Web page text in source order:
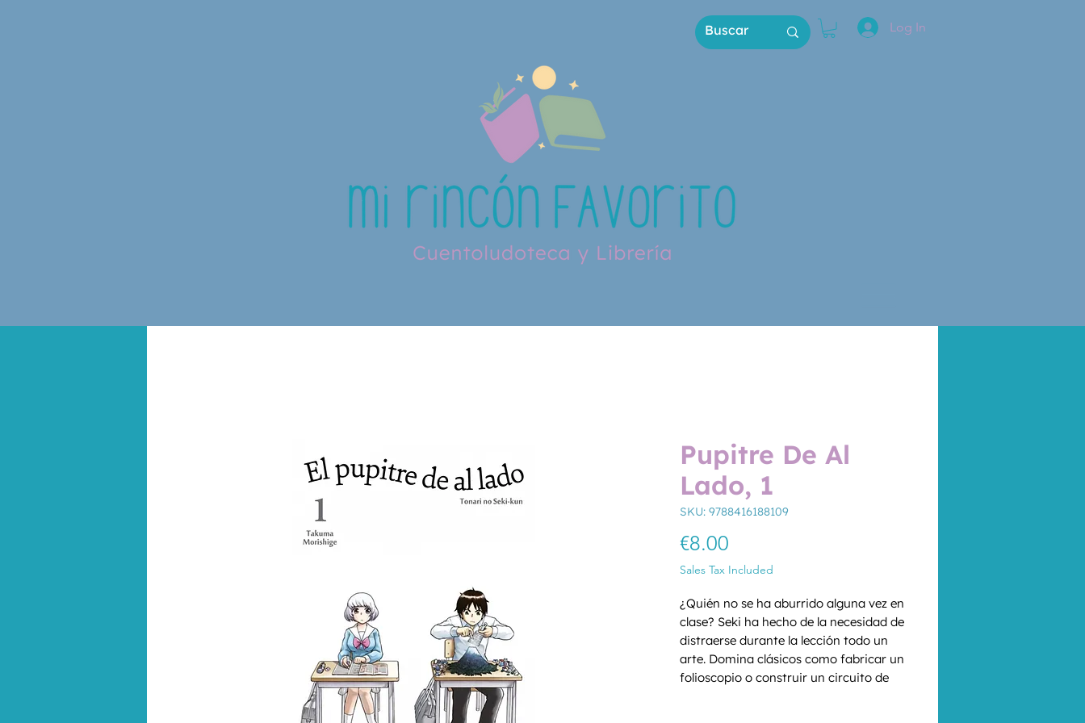
Log In
Pupitre De Al
Lado, 1
SKU: 9788416188109
€8.00
Sales Tax Included
¿Quién no se ha aburrido alguna vez en
clase? Seki ha hecho de la necesidad de
distraerse durante la lección todo un
arte. Domina clásicos como fabricar un
folioscopio o construir un circuito de